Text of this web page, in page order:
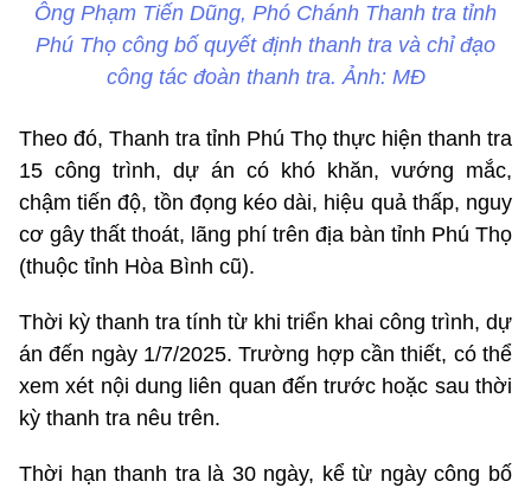
Ông Phạm Tiến Dũng, Phó Chánh Thanh tra tỉnh
Phú Thọ công bố quyết định thanh tra và chỉ đạo
công tác đoàn thanh tra. Ảnh: MĐ
Theo đó, Thanh tra tỉnh Phú Thọ thực hiện thanh tra
15 công trình, dự án có khó khăn, vướng mắc,
chậm tiến độ, tồn đọng kéo dài, hiệu quả thấp, nguy
cơ gây thất thoát, lãng phí trên địa bàn tỉnh Phú Thọ
(thuộc tỉnh Hòa Bình cũ).
Thời kỳ thanh tra tính từ khi triển khai công trình, dự
án đến ngày 1/7/2025. Trường hợp cần thiết, có thể
xem xét nội dung liên quan đến trước hoặc sau thời
kỳ thanh tra nêu trên.
Thời hạn thanh tra là 30 ngày, kể từ ngày công bố